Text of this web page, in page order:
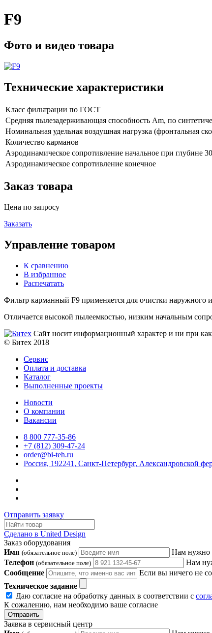
F9
Фото и видео товара
Технические характеристики
Класс фильтрации по ГОСТ
Средняя пылезадерживающая способность Am, по
Номинальная удельная воздушная нагрузка (фронтальная
Количество карманов
Аэродинамическое сопротивление начальное при глубине
Аэродинамическое сопротивление конечное
Заказ товара
Цена по запросу
Заказать
Управление товаром
К сравнению
В избранное
Распечатать
Фильтр карманный F9 применяется для очистки наружного
Отличается высокой пылеемкостью, низким начальным
Сайт носит информационный характер и ни при
© Битех 2018
Сервис
Оплата и доставка
Каталог
Выполненные проекты
Новости
О компании
Вакансии
8 800 777-35-86
+7 (812) 309-47-24
order@bi-teh.ru
Россия, 192241, Санкт-Петербург, Александровской
Отправить заявку
Сделано в United Design
Заказ оборудования
Имя (обязательное поле)
Нам нужно
Телефон (обязательное поле)
Нам
Сообщение
Если вы ничего не
Техническое задание
Даю согласие на обработку данных в соответствии с
К сожалению, нам необходимо ваше согласие
Отправить
Заявка в сервисный центр